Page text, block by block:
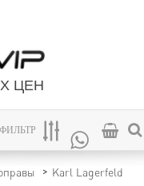
ЦЕН
ФИЛЬТР
Karl Lagerfeld